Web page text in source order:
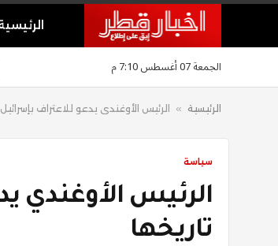
الجمعة 07 أغسطس 7:10 م
الرئيسية » الرئيس الأوغندي يدعو للاعتراف
سياسة
الرئيس الأوغندي
تاريخها